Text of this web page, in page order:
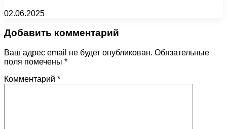
02.06.2025
Добавить комментарий
Ваш адрес email не будет опубликован. Обязательные
поля помечены *
Комментарий *